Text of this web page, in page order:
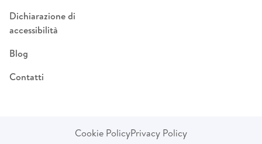
Dichiarazione di
accessibilità
Blog
Contatti
Cookie PolicyPrivacy Policy